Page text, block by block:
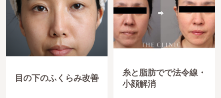
目の下のふくらみ改善
糸と脂肪でで法令線・
小顔解消